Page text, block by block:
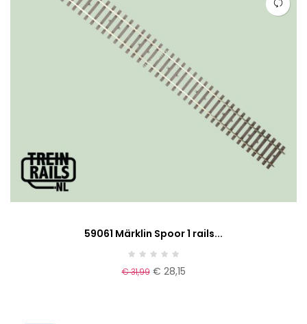
59061 Märklin Spoor 1 rails...
€ 31,99 € 28,15